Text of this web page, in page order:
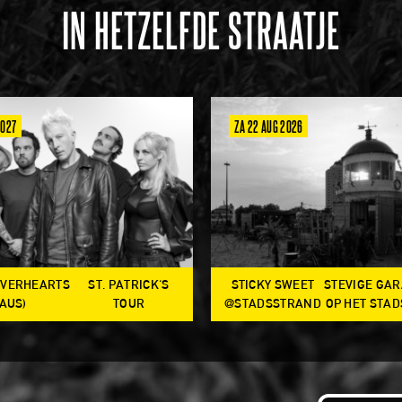
IN HETZELFDE STRAATJE
ST. PATRICK'S
TOUR
ZA 22 AUG 2026
STICKY SWEET
@STADSSTRAND
STEVIGE
OP HET